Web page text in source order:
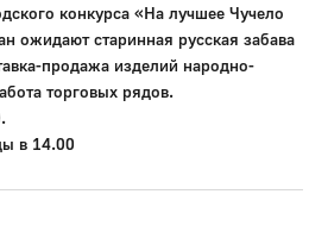
конкурса «На лучшее Чучело
ожидают старинная русская забава
продажа изделий народно-
торговых рядов.
в 14.00